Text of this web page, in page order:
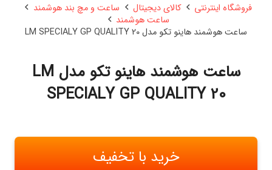
فروشگاه اینترنتی کالای دیجیتال
ساعت و مچ بند هوشمند
ساعت هوشمند
ساعت هوشمند هاینو تکو مدل LM SPECIALY GP QUALITY 20
ساعت هوشمند هاینو تکو مدل LM
SPECIALY GP QUALITY 20
خرید با تخفیف